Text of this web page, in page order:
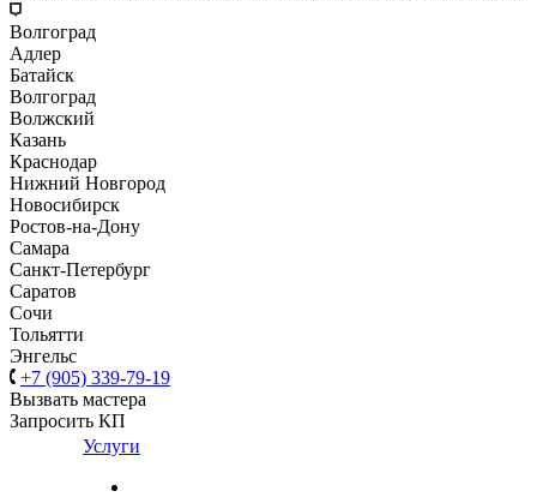
Волгоград
Адлер
Батайск
Волгоград
Волжский
Казань
Краснодар
Нижний Новгород
Новосибирск
Ростов-на-Дону
Самара
Санкт-Петербург
Саратов
Сочи
Тольятти
Энгельс
+7 (905) 339-79-19
Вызвать мастера
Запросить КП
Услуги